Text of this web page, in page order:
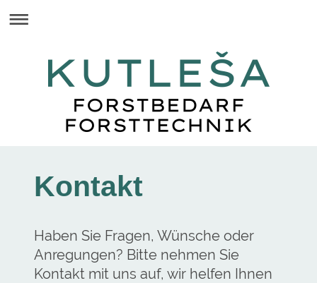
Kontakt
Haben Sie Fragen, Wünsche oder
Anregungen? Bitte nehmen Sie
Kontakt mit uns auf, wir helfen Ihnen